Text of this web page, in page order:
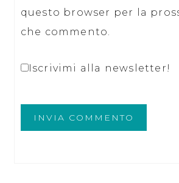
questo browser per la
che commento.
Iscrivimi alla newsletter!